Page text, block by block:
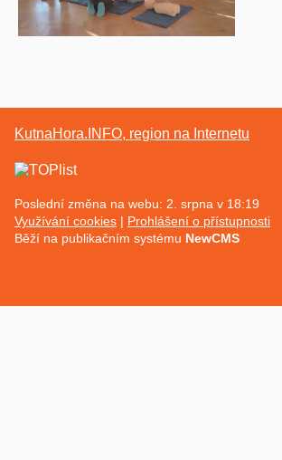
KutnaHora.INFO, region na Internetu
Poslední změna na webu: 2. srpna v 18:19
Využívání cookies
Prohlášení o přístupnosti
Běží na publikačním systému NewCMS